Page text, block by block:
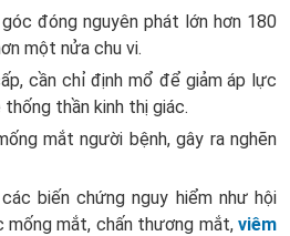
đóng nguyên phát lớn hơn 180
một nửa chu vi.
cần chỉ định mổ để giảm áp lực
thần kinh thị giác.
mắt người bệnh, gây ra nghẽn
biến chứng nguy hiểm như hội
mống mắt, chấn thương mắt, viêm